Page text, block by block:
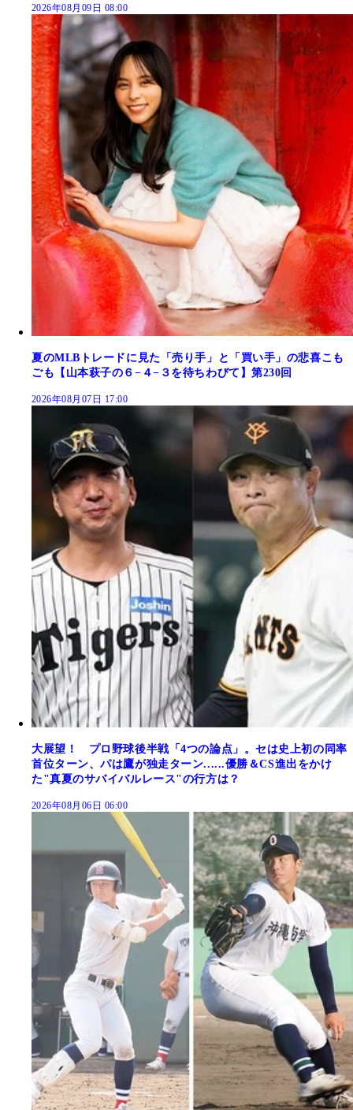
2026年08月09日 08:00
夏のMLBトレードに見た「売り手」と「買い手」の悲喜こも
ごも【山本萩子の６−４−３を待ちわびて】第230回
2026年08月07日 17:00
大展望！ プロ野球後半戦「4つの論点」。セは史上初の同率
首位ターン、パは鷹が独走ターン......優勝＆CS進出をかけ
た"真夏のサバイバルレース"の行方は？
2026年08月06日 06:00